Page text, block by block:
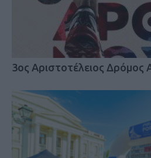
3ος Αριστοτέλειος Δρόμος